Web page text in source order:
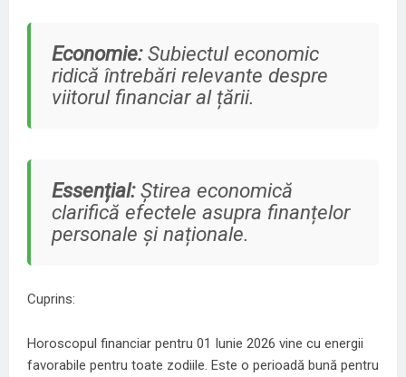
Economie:Subiectul economic
ridică întrebări relevante despre
viitorul financiar al țării.
Essențial:Știrea economică
clarifică efectele asupra finanțelor
personale și naționale.
Cuprins:
Horoscopul financiar pentru 01 Iunie 2026 vine cu energii
favorabile pentru toate zodiile. Este o perioadă bună pentru